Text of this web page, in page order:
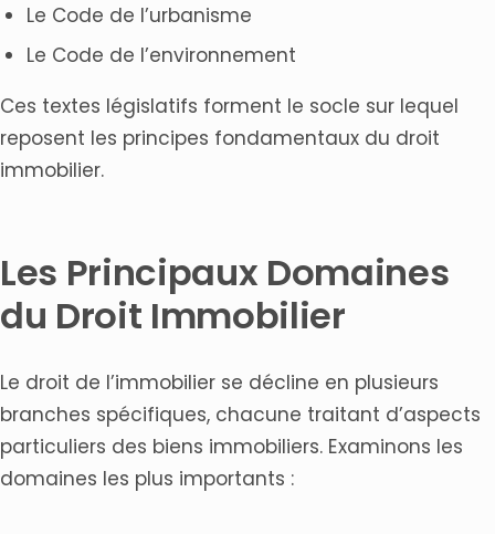
Le Code de l’urbanisme
Le Code de l’environnement
Ces textes législatifs forment le socle sur lequel
reposent les principes fondamentaux du droit
immobilier.
Les Principaux Domaines
du Droit Immobilier
Le droit de l’immobilier se décline en plusieurs
branches spécifiques, chacune traitant d’aspects
particuliers des biens immobiliers. Examinons les
domaines les plus importants :